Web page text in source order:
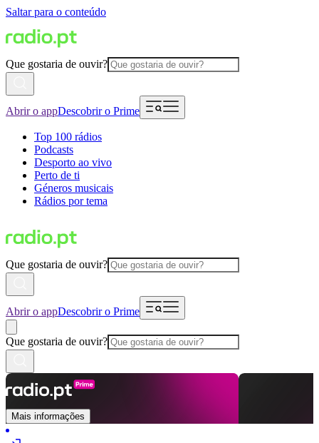
Saltar para o conteúdo
Que gostaria de ouvir?
Abrir o appDescobrir o Prime
Top 100 rádios
Podcasts
Desporto ao vivo
Perto de ti
Géneros musicais
Rádios por tema
Que gostaria de ouvir?
Abrir o appDescobrir o Prime
Que gostaria de ouvir?
Mais informações